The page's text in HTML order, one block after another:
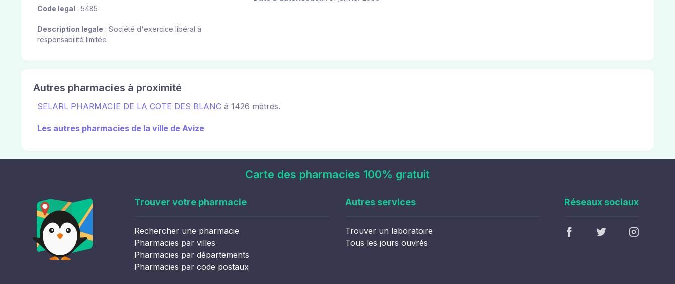
Code legal : 5485
Description legale : Société d'exercice libéral à
responsabilité limitée
Autres pharmacies à proximité
SELARL PHARMACIE DE LA COTE DES BLANC à 1426 mètres.
Les autres pharmacies de la ville de Avize
Carte des pharmacies 100% gratuit
Trouver votre pharmacie
Rechercher une pharmacie
Pharmacies par villes
Pharmacies par départements
Pharmacies par code postaux
Autres services
Trouver un laboratoire
Tous les jours ouvrés
Réseaux sociaux